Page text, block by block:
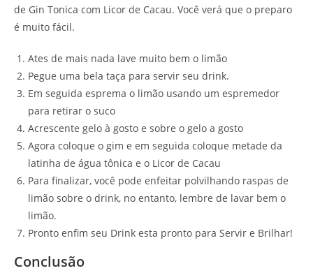
de Gin Tonica com Licor de Cacau. Você verá que o preparo
é muito fácil.
Ates de mais nada lave muito bem o limão
Pegue uma bela taça para servir seu drink.
Em seguida esprema o limão usando um espremedor
para retirar o suco
Acrescente gelo à gosto e sobre o gelo a gosto
Agora coloque o gim e em seguida coloque metade da
latinha de água tônica e o Licor de Cacau
Para finalizar, você pode enfeitar polvilhando raspas de
limão sobre o drink, no entanto, lembre de lavar bem o
limão.
Pronto enfim seu Drink esta pronto para Servir e Brilhar!
Conclusão